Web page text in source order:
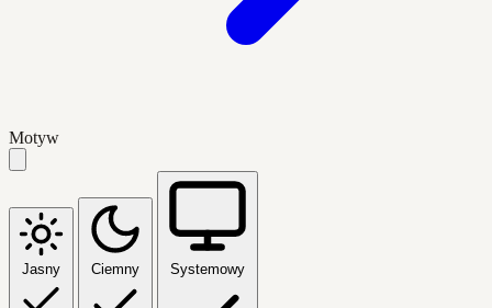
Motyw
Jasny Ciemny Systemowy